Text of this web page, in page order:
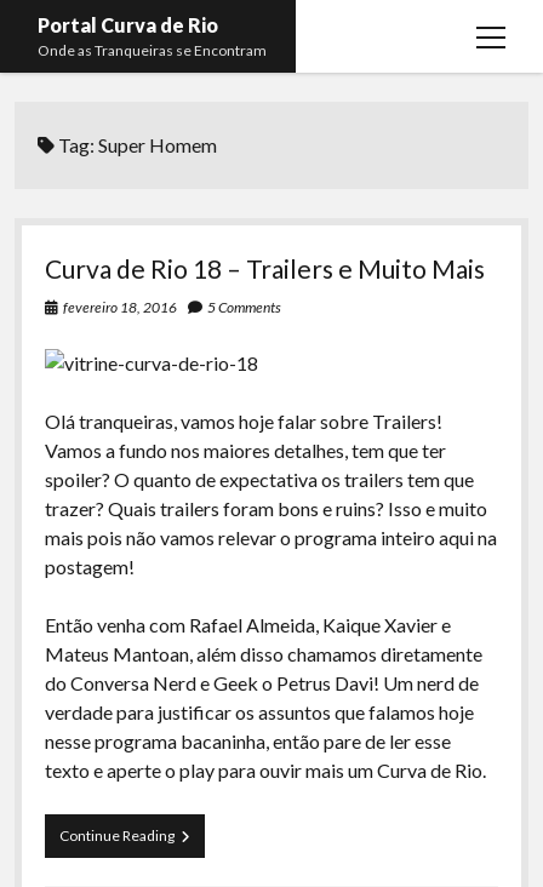
Portal Curva de Rio
Onde as Tranqueiras se Encontram
open
menu
Curva de Rio
Boca do Lixo
Rachão na Beira do RIo
Arquivo CDR
Papo Tranqueira
A Ripa É a Lei
Preliminares
Membros
Rafael Almeida
Tag:Super Homem
Curva de Rio 18 – Trailers e Muito Mais
fevereiro 18, 2016 5 Comments
Olá tranqueiras, vamos hoje falar sobre Trailers!
Vamos a fundo nos maiores detalhes, tem que ter
spoiler? O quanto de expectativa os trailers tem que
trazer? Quais trailers foram bons e ruins? Isso e muito
mais pois não vamos relevar o programa inteiro aqui na
postagem!
Então venha com Rafael Almeida, Kaique Xavier e
Mateus Mantoan, além disso chamamos diretamente
do Conversa Nerd e Geek o Petrus Davi! Um nerd de
verdade para justificar os assuntos que falamos hoje
nesse programa bacaninha, então pare de ler esse
texto e aperte o play para ouvir mais um Curva de Rio.
Continue ReadingCurva
de